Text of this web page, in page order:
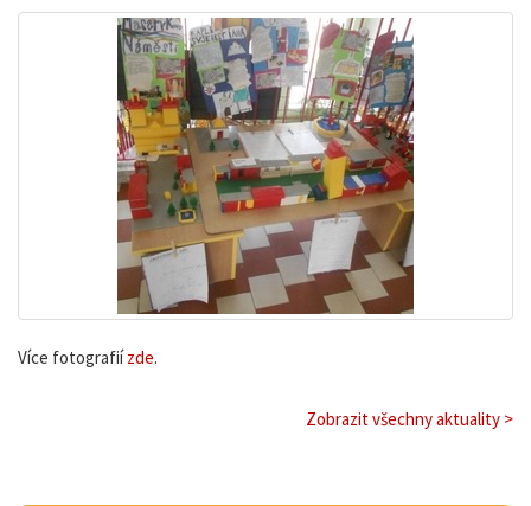
Více fotografiízde.
Zobrazit všechny aktuality >